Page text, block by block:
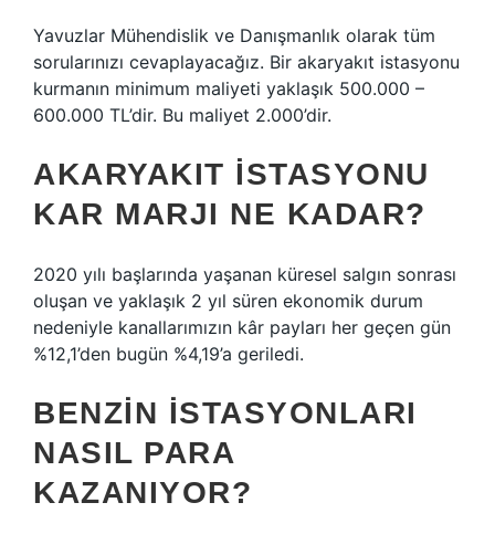
Yavuzlar Mühendislik ve Danışmanlık olarak tüm
sorularınızı cevaplayacağız. Bir akaryakıt istasyonu
kurmanın minimum maliyeti yaklaşık 500.000 –
600.000 TL’dir. Bu maliyet 2.000’dir.
AKARYAKIT ISTASYONU
KAR MARJI NE KADAR?
2020 yılı başlarında yaşanan küresel salgın sonrası
oluşan ve yaklaşık 2 yıl süren ekonomik durum
nedeniyle kanallarımızın kâr payları her geçen gün
%12,1’den bugün %4,19’a geriledi.
BENZIN ISTASYONLARI
NASIL PARA
KAZANIYOR?